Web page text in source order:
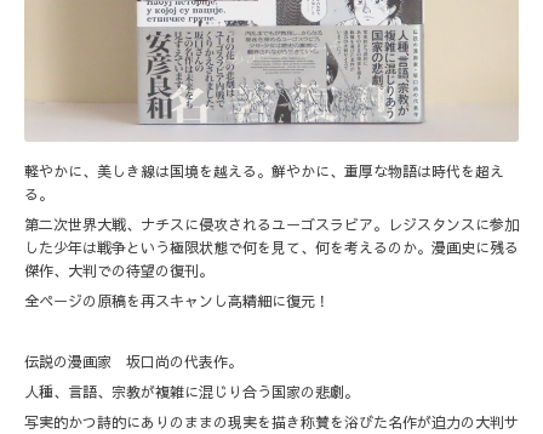
軽やかに、美しき線は国境を越える。鮮やかに、重厚な物語は時代を超え
る。
第二次世界大戦、ナチスに侵攻されるユーゴスラビア。レジスタンスに参加
した少年は戦争という極限状態で何を見て、何を考えるのか。漫画史に残る
傑作、大判での待望の復刊。
全ページの原稿を再スキャンし高精細に復元！
伝説の漫画家 坂口尚の代表作。
人種、言語、宗教が複雑に混じり合う国家の悲劇。
写実的かつ詩的にありのままの現実を描き称賛を浴びた名作が迫力の大判サ